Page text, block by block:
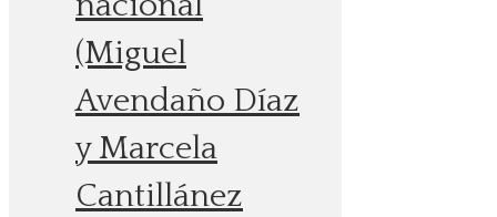
(Miguel
Avendaño Díaz
y Marcela
Cantillánez